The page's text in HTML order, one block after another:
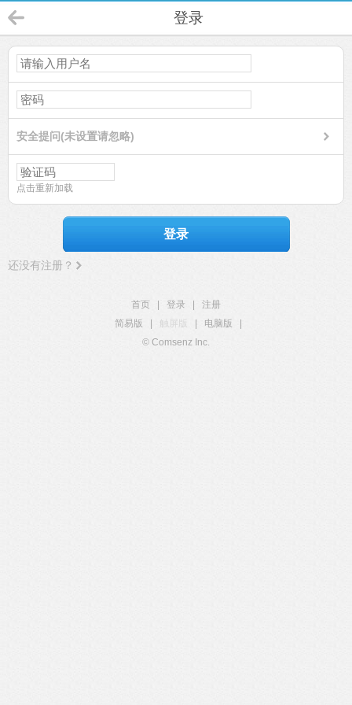
登录
安全提问(未设置请忽略)
点击重新加载
登录
还没有注册？
首页 登录
注册
简易版
触屏版 电脑版
© Comsenz Inc.